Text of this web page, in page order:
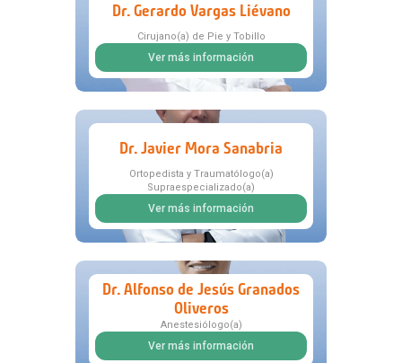
Dr. Gerardo Vargas Liévano
Cirujano(a) de Pie y Tobillo
Ver más información
Dr. Javier Mora Sanabria
Ortopedista y Traumatólogo(a)
Supraespecializado(a)
Ver más información
Dr. Alfonso de Jesús Granados
Oliveros
Anestesiólogo(a)
Ver más información